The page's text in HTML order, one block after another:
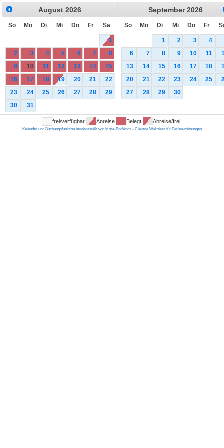
August 2026
So Mo Di Mi Do Fr Sa
1
2
3 4 5 6 7
8
9
10 11 12 13 14
15
16
17 18 19 20 21
22
23
24 25 26 27 28
29
30
31
September 2026
So Mo Di Mi Do Fr
1 2 3
4
6
7 8 9 10 11
13
14 15 16 17 18
20
21 22 23 24 25
27
28 29 30
frei/verfügbar Anreise Belegt Abreise/frei
Kalender und Buchungsfunktion bereitgestellt von More-Bookings - Clevere Websites für Ferienwohnungen